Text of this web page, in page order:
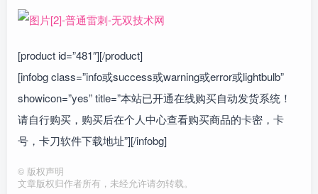
[product id=”481″][/product]
[infobg class=”info或success或warning或error或lightbulb”
showicon=”yes” title=”本站已开通在线购买自动发货系统！
请自行购买，购买后在个人中心查看购买商品的卡密，卡
号，卡刀软件下载地址”][/infobg]
© 版权声明
文章版权归作者所有，未经允许请勿转载。